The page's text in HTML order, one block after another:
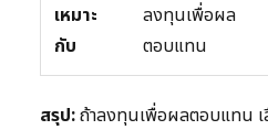
เหมาะ
กับ
ลงทุนเพื่อผล
ตอบแทน
สรุป:ถ้าลงทุนเพื่อผลตอบแทน เ